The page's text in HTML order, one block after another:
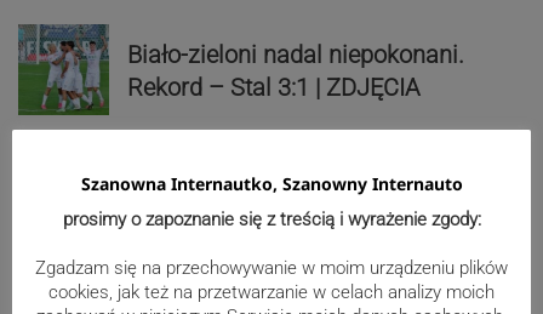
Biało-zieloni nadal niepokonani.
Rekord – Stal 3:1 | ZDJĘCIA
Mistrzowie świata z MCK Żywiec!
Szanowna Internautko, Szanowny Internauto
prosimy o zapoznanie się z treścią i wyrażenie zgody:
Zgadzam się na przechowywanie w moim urządzeniu plików
cookies, jak też na przetwarzanie w celach analizy moich